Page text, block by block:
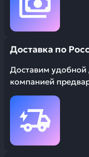
Доставка по
Доставим удобной
компанией